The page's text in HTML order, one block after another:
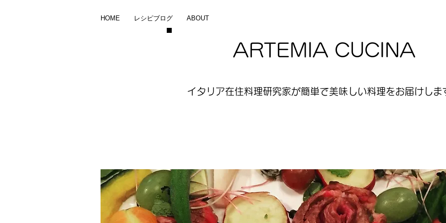
HOME レシピブログ ABOUT
ARTEMIA CUCINA
イタリア在住料理研究家が簡単で美味しい料理をお届けしま